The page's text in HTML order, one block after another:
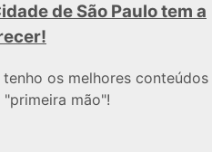
de São Paulo tem a
os melhores conteúdos
mão"!